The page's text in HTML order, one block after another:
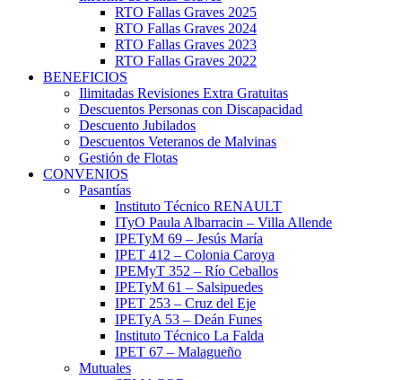
RTO Fallas Graves 2025
RTO Fallas Graves 2024
RTO Fallas Graves 2023
RTO Fallas Graves 2022
BENEFICIOS
Ilimitadas Revisiones Extra Gratuitas
Descuentos Personas con Discapacidad
Descuento Jubilados
Descuentos Veteranos de Malvinas
Gestión de Flotas
CONVENIOS
Pasantías
Instituto Técnico RENAULT
ITyO Paula Albarracin – Villa Allende
IPETyM 69 – Jesús María
IPET 412 – Colonia Caroya
IPEMyT 352 – Río Ceballos
IPETyM 61 – Salsipuedes
IPET 253 – Cruz del Eje
IPETyA 53 – Deán Funes
Instituto Técnico La Falda
IPET 67 – Malagueño
Mutuales